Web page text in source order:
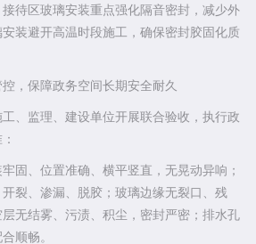
待区玻璃安装重点强化隔音密封，减少外
装避开高温时段施工，确保密封胶固化质
，保障政务空间长期安全耐久
、监理、建设单位开展联合验收，执行政
固、位置准确、横平竖直，无晃动异响；
裂、渗漏、脱胶；玻璃边缘无裂口、残
无结雾、污渍、积尘，密封严密；排水孔
顺畅。